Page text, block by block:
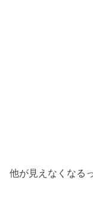
他が見えなくなる